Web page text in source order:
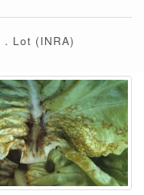
Lot (INRA)